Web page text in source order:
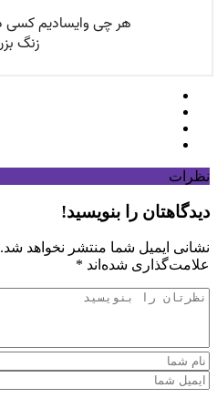
نظرات
دیدگاهتان را بنویسید!
نشانی ایمیل شما منتشر نخواهد شد.
علامت‌گذاری شده‌اند *